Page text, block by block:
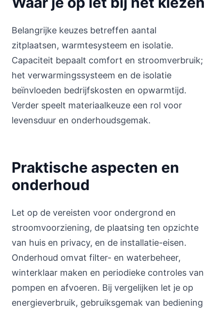
Belangrijke keuzes betreffen aantal
zitplaatsen, warmtesysteem en isolatie.
Capaciteit bepaalt comfort en stroomverbruik;
het verwarmingssysteem en de isolatie
beïnvloeden bedrijfskosten en opwarmtijd.
Verder speelt materiaalkeuze een rol voor
levensduur en onderhoudsgemak.
Praktische aspecten en
onderhoud
Let op de vereisten voor ondergrond en
stroomvoorziening, de plaatsing ten opzichte
van huis en privacy, en de installatie-eisen.
Onderhoud omvat filter- en waterbeheer,
winterklaar maken en periodieke controles van
pompen en afvoeren. Bij vergelijken let je op
energieverbruik, gebruiksgemak van bediening